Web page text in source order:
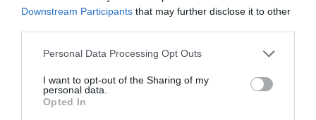
Downstream Participants that may further disclose it to other
Personal Data Processing Opt Outs
I want to opt-out of the Sharing of my
personal data.
Opted In
mobilitat reduïda amb un espai i banys adaptats.
Afegir